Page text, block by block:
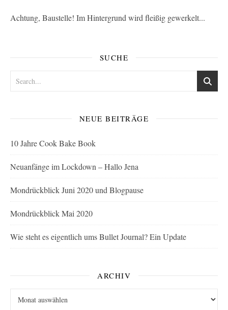
Achtung, Baustelle! Im Hintergrund wird fleißig gewerkelt...
SUCHE
NEUE BEITRÄGE
10 Jahre Cook Bake Book
Neuanfänge im Lockdown – Hallo Jena
Mondrückblick Juni 2020 und Blogpause
Mondrückblick Mai 2020
Wie steht es eigentlich ums Bullet Journal? Ein Update
ARCHIV